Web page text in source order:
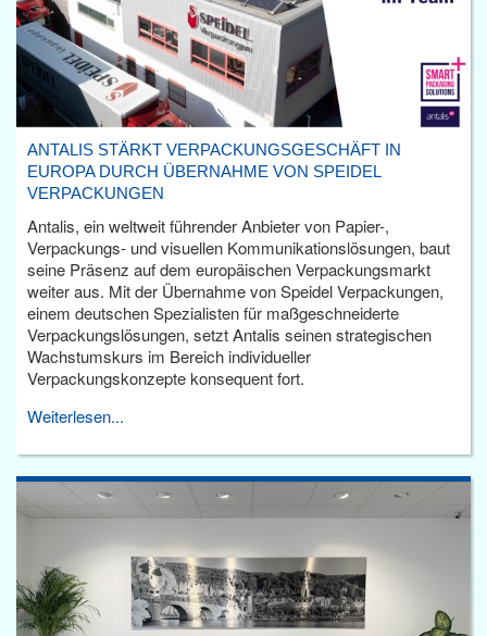
ANTALIS STÄRKT VERPACKUNGSGESCHÄFT IN
EUROPA DURCH ÜBERNAHME VON SPEIDEL
VERPACKUNGEN
Antalis, ein weltweit führender Anbieter von Papier-,
Verpackungs- und visuellen Kommunikationslösungen, baut
seine Präsenz auf dem europäischen Verpackungsmarkt
weiter aus. Mit der Übernahme von Speidel Verpackungen,
einem deutschen Spezialisten für maßgeschneiderte
Verpackungslösungen, setzt Antalis seinen strategischen
Wachstumskurs im Bereich individueller
Verpackungskonzepte konsequent fort.
Weiterlesen...